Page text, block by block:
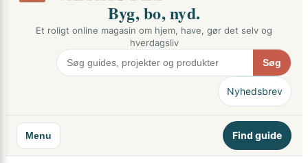
Byg, bo, nyd.
Et roligt online magasin om hjem, have, gør det selv og
hverdagsliv
Søg
Nyhedsbrev
Menu Find guide